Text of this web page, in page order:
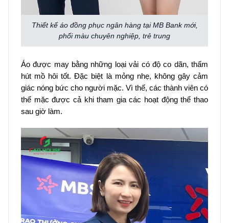
Thiết kế áo đồng phục ngân hàng tại MB Bank mới,
phối màu chuyên nghiệp, trẻ trung
Áo được may bằng những loại vải có độ co dãn, thấm
hút mồ hôi tốt. Đặc biệt là mỏng nhẹ, không gây cảm
giác nóng bức cho người mặc. Vì thế, các thành viên có
thể mặc được cả khi tham gia các hoạt động thể thao
sau giờ làm.